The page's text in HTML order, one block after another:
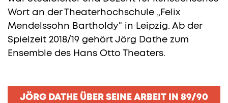
Wort an der Theaterhochschule „Felix
Mendelssohn Bartholdy" in Leipzig. Ab der
Spielzeit 2018/19 gehört Jörg Dathe zum
Ensemble des Hans Otto Theaters.
JÖRG DATHE ÜBER SEINE ARBEIT IN 89/90